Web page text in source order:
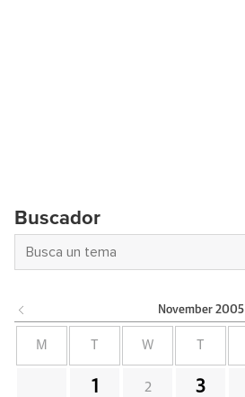
Buscador
November 2005
M W
1 2 3